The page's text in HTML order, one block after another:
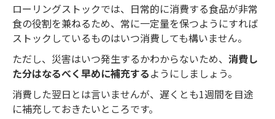
ローリングストックでは、日常的に消費する食品が非常
食の役割を兼ねるため、常に一定量を保つようにすれば
ストックしているものはいつ消費しても構いません。
ただし、災害はいつ発生するかわからないため、 消費し
た分はなるべく早めに補充するようにしましょう。
消費した翌日とは言いませんが、遅くとも1週間を目途
に補充しておきたいところです。